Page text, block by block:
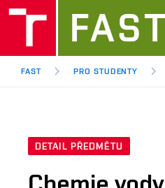
FAST PRO STUDENTY
DETAIL PŘEDMĚTU